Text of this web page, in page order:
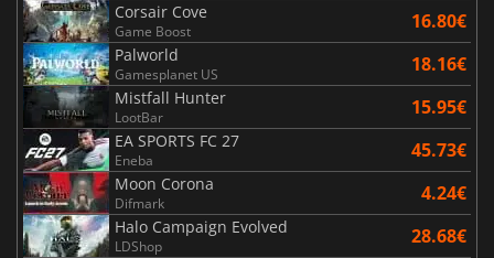
Corsair Cove
Game Boost 16.80€
Palworld
Gamesplanet US 18.16€
Mistfall Hunter
LootBar 15.95€
EA SPORTS FC 27
Eneba 45.73€
Moon Corona
Difmark 4.24€
Halo Campaign Evolved
LDShop 28.68€